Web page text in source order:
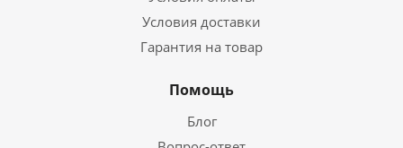
Условия доставки
Гарантия на товар
Помощь
Блог